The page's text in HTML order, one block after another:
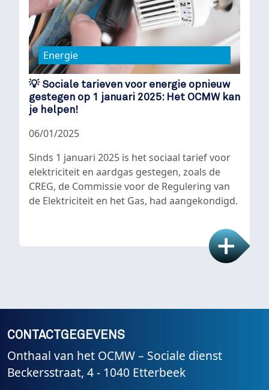
Energie
💡 Sociale tarieven voor energie opnieuw
gestegen op 1 januari 2025: Het OCMW kan
je helpen!
06/01/2025
Sinds 1 januari 2025 is het sociaal tarief voor
elektriciteit en aardgas gestegen, zoals de
CREG, de Commissie voor de Regulering van
de Elektriciteit en het Gas, had aangekondigd.
CONTACTGEGEVENS
Onthaal van het OCMW – Sociale dienst
Beckersstraat, 4 - 1040 Etterbeek